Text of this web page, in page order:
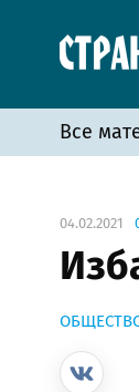
Все
04.02.2021